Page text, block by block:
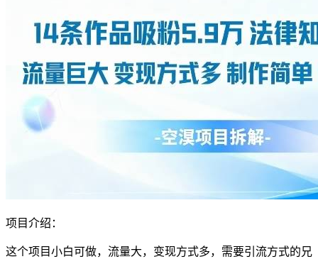
项目介绍：
这个项目小白可做，流量大，变现方式多，需要引流方式的兄